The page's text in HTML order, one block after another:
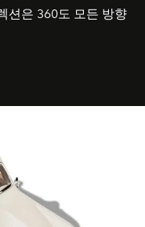
션은 360도 모든 방향